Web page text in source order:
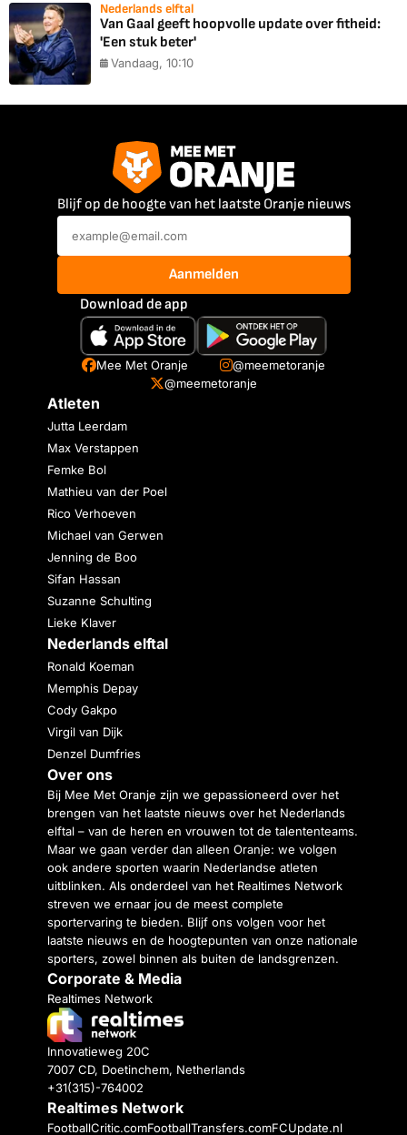
Nederlands elftal
Van Gaal geeft hoopvolle update over fitheid:
'Een stuk beter'
Vandaag, 10:10
Blijf op de hoogte van het laatste Oranje nieuws
Aanmelden
Download de app
Mee Met Oranje
@meemetoranje
@meemetoranje
Atleten
Jutta Leerdam
Max Verstappen
Femke Bol
Mathieu van der Poel
Rico Verhoeven
Michael van Gerwen
Jenning de Boo
Sifan Hassan
Suzanne Schulting
Lieke Klaver
Nederlands elftal
Ronald Koeman
Memphis Depay
Cody Gakpo
Virgil van Dijk
Denzel Dumfries
Over ons
Bij Mee Met Oranje zijn we gepassioneerd over het
brengen van het laatste nieuws over het Nederlands
elftal – van de heren en vrouwen tot de talententeams.
Maar we gaan verder dan alleen Oranje: we volgen
ook andere sporten waarin Nederlandse atleten
uitblinken. Als onderdeel van het Realtimes Network
streven we ernaar jou de meest complete
sportervaring te bieden. Blijf ons volgen voor het
laatste nieuws en de hoogtepunten van onze nationale
sporters, zowel binnen als buiten de landsgrenzen.
Corporate & Media
Realtimes Network
Innovatieweg 20C
7007 CD, Doetinchem, Netherlands
+31(315)-764002
Realtimes Network
FootballCritic.comFootballTransfers.comFCUpdate.nl